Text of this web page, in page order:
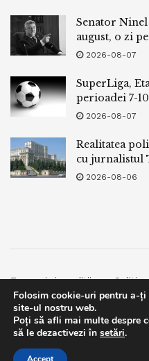
Senator Ninel
august, o zi
2026-08-07
SuperLiga,
perioadei 7-
2026-08-07
Realitatea
cu jurnalistul
2026-08-06
Termeni si conditii
Facebook
Contact
© 2019bpnews- Business &
Folosim cookie-uri pentru a-ți
site-ul nostru web.
Poți să afli mai multe despre
să le dezactivezi în setări.
This website uses GDPR
website you are giving